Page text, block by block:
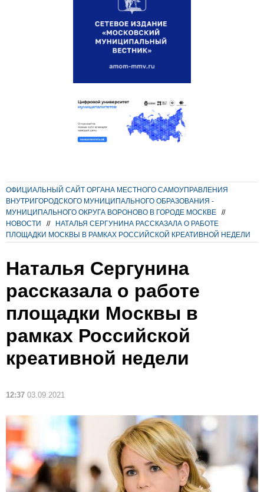
ОФИЦИАЛЬНЫЙ САЙТ ОРГАНА МЕСТНОГО САМОУПРАВЛЕНИЯ
ВНУТРИГОРОДСКОГО МУНИЦИПАЛЬНОГО ОБРАЗОВАНИЯ -
МУНИЦИПАЛЬНОГО ОКРУГА ВОРОНОВО В ГОРОДЕ МОСКВЕ
//
НОВОСТИ
//
НАТАЛЬЯ СЕРГУНИНА РАССКАЗАЛА О РАБОТЕ
ПЛОЩАДКИ МОСКВЫ В РАМКАХ РОССИЙСКОЙ КРЕАТИВНОЙ НЕДЕЛИ
Наталья Сергунина
рассказала о работе
площадки Москвы в
рамках Российской
креативной недели
12:37 03.09.2021